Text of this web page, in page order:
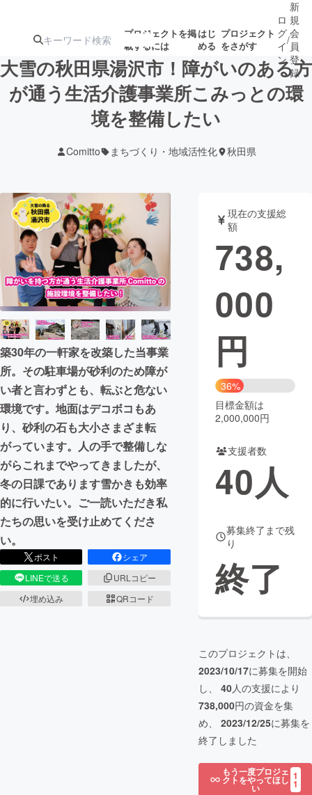
プロジェクトを掲
載するには
はじ
める
プロジェクト
をさがす
注目のリ 注目の新着プロ
ジェクト
募集終了が近いプ
テクノロジー・ガジェット
映像・映画 書籍・雑誌
ビジネス・起業 チャレンジ
まちづくり・地域活性化
CAMPFIRE for Social Good
CAMPFIRE Creation
CAMPFIREふるさと納税
コミュニティ
ロ
グ
イ
ン
/
新
規
会
員
登
録
大雪の秋田県湯沢市！障がいのある方
が通う生活介護事業所こみっとの環
境を整備したい
Comitto まちづくり・地域活性化 秋田県
築30年の一軒家を改築した当事業
所。その駐車場が砂利のため障が
い者と言わずとも、転ぶと危ない
環境です。地面はデコボコもあ
り、砂利の石も大小さまざま転
がっています。人の手で整備しな
がらこれまでやってきましたが、
冬の日課であります雪かきも効率
的に行いたい。ご一読いただき私
たちの思いを受け止めてくださ
い。
ポスト
シェア
LINEで送る
URLコピー
埋め込み
QRコード
現在の支援総
額
738,
000
円
36%
目標金額は
2,000,000円
支援者数
40人
募集終了まで残
り
終了
このプロジェクトは、
2023/10/17に募集を開始
し、 40人の支援により
738,000円の資金を集
め、 2023/12/25に募集を
終了しました
もう一度プロジェ
クトをやってほし
い
1
1